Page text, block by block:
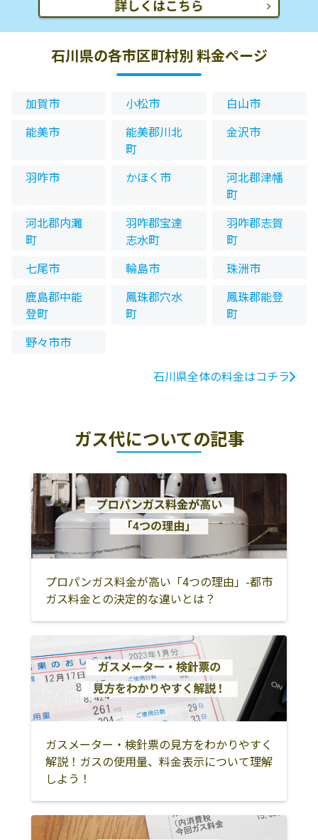
石川県の各市区町村別 料金ページ
加賀市 小松市
白山市
能美市
能美郡川北
町
金沢市
羽咋市 かほく市
河北郡津幡
町
河北郡内灘
町
羽咋郡宝達
志水町
羽咋郡志賀
町
七尾市
輪島市
珠洲市
鹿島郡中能
登町
鳳珠郡穴水
町
鳳珠郡能登
町
野々市市
石川県全体の料金はコチラ
ガス代についての記事
プロパンガス料金が高い「4つの理由」-都市
ガス料金との決定的な違いとは？
ガスメーター・検針票の見方をわかりやすく
解説！ガスの使用量、料金表示について理解
しよう！